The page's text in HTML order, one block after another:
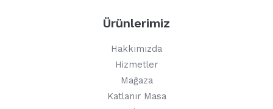
Ürünlerimiz
Hakkımızda
Hizmetler
Mağaza
Katlanır Masa